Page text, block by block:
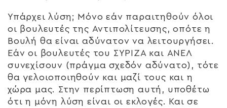
Υπάρχει λύση; Μόνο εάν παραιτηθούν όλοι
οι βουλευτές της Αντιπολίτευσης, οπότε η
Βουλή θα είναι αδύνατον να λειτουργήσει.
Εάν οι βουλευτές του ΣΥΡΙΖΑ και ΑΝΕΛ
συνεχίσουν (πράγμα σχεδόν αδύνατο), τότε
θα γελοιοποιηθούν και μαζί τους και η
χώρα μας. Στην περίπτωση αυτή, υποθέτω
ότι η μόνη λύση είναι οι εκλογές. Και σε